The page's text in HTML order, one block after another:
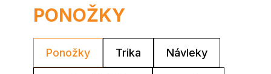
PONOŽKY
Ponožky Trika Návleky